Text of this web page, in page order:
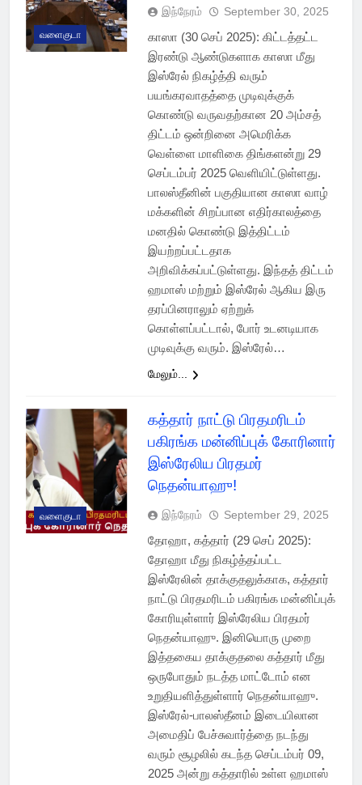
வளைகுடா
இந்நேரம் September 30, 2025
காஸா (30 செப் 2025): கிட்டத்தட்ட
இரண்டு ஆண்டுகளாக காஸா மீது
இஸ்ரேல் நிகழ்த்தி வரும்
பயங்கரவாதத்தை முடிவுக்குக்
கொண்டு வருவதற்கான 20 அம்சத்
திட்டம் ஒன்றினை அமெரிக்க
வெள்ளை மாளிகை திங்களன்று 29
செப்டம்பர் 2025 வெளியிட்டுள்ளது.
பாலஸ்தீனின் பகுதியான காஸா வாழ்
மக்களின் சிறப்பான எதிர்காலத்தை
மனதில் கொண்டு இத்திட்டம்
இயற்றப்பட்டதாக
அறிவிக்கப்பட்டுள்ளது. இந்தத் திட்டம்
ஹமாஸ் மற்றும் இஸ்ரேல் ஆகிய இரு
தரப்பினராலும் ஏற்றுக்
கொள்ளப்பட்டால், போர் உடனடியாக
முடிவுக்கு வரும். இஸ்ரேல்…
மேலும்...
வளைகுடா
கத்தார் நாட்டு பிரதமரிடம்
பகிரங்க மன்னிப்புக் கோரினார்
இஸ்ரேலிய பிரதமர்
நெதன்யாஹு!
இந்நேரம் September 29, 2025
தோஹா, கத்தார் (29 செப் 2025):
தோஹா மீது நிகழ்த்தப்பட்ட
இஸ்ரேலின் தாக்குதலுக்காக, கத்தார்
நாட்டு பிரதமரிடம் பகிரங்க மன்னிப்புக்
கோரியுள்ளார் இஸ்ரேலிய பிரதமர்
நெதன்யாஹு. இனியொரு முறை
இத்தகைய தாக்குதலை கத்தார் மீது
ஒருபோதும் நடத்த மாட்டோம் என
உறுதியளித்துள்ளார் நெதன்யாஹு.
இஸ்ரேல்-பாலஸ்தீனம் இடையிலான
அமைதிப் பேச்சுவார்த்தை நடந்து
வரும் சூழலில் கடந்த செப்டம்பர் 09,
2025 அன்று கத்தாரில் உள்ள ஹமாஸ்